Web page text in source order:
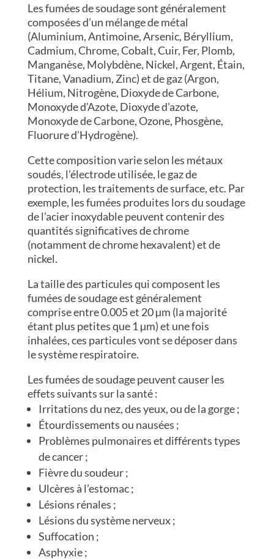
Les fumées de soudage sont généralement
composées d’un mélange de métal
(Aluminium, Antimoine, Arsenic, Béryllium,
Cadmium, Chrome, Cobalt, Cuir, Fer, Plomb,
Manganèse, Molybdène, Nickel, Argent, Étain,
Titane, Vanadium, Zinc) et de gaz (Argon,
Hélium, Nitrogène, Dioxyde de Carbone,
Monoxyde d’Azote, Dioxyde d’azote,
Monoxyde de Carbone, Ozone, Phosgène,
Fluorure d’Hydrogène).
Cette composition varie selon les métaux
soudés, l’électrode utilisée, le gaz de
protection, les traitements de surface, etc. Par
exemple, les fumées produites lors du soudage
de l’acier inoxydable peuvent contenir des
quantités significatives de chrome
(notamment de chrome hexavalent) et de
nickel.
La taille des particules qui composent les
fumées de soudage est généralement
comprise entre 0.005 et 20 µm (la majorité
étant plus petites que 1 µm) et une fois
inhalées, ces particules vont se déposer dans
le système respiratoire.
Les fumées de soudage peuvent causer les
effets suivants sur la santé :
Irritations du nez, des yeux, ou de la gorge ;
Étourdissements ou nausées ;
Problèmes pulmonaires et différents types
de cancer ;
Fièvre du soudeur ;
Ulcères à l’estomac ;
Lésions rénales ;
Lésions du système nerveux ;
Suffocation ;
Asphyxie ;